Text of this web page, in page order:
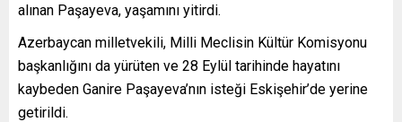
alınan Paşayeva, yaşamını yitirdi.
Azerbaycan milletvekili, Milli Meclisin Kültür Komisyonu
başkanlığını da yürüten ve 28 Eylül tarihinde hayatını
kaybeden Ganire Paşayeva’nın isteği Eskişehir’de yerine
getirildi.